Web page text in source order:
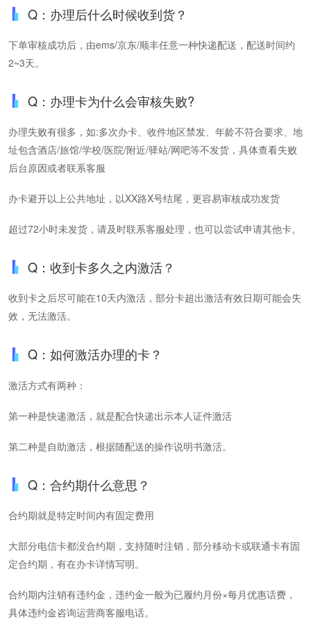
Q：办理后什么时候收到货？
下单审核成功后，由ems/京东/顺丰任意一种快递配送，配送时间约
2~3天。
Q：办理卡为什么会审核失败?
办理失败有很多，如:多次办卡、收件地区禁发、年龄不符合要求、地
址包含酒店/旅馆/学校/医院/附近/驿站/网吧等不发货，具体查看失败
后台原因或者联系客服
办卡避开以上公共地址，以XX路X号结尾，更容易审核成功发货
超过72小时未发货，请及时联系客服处理，也可以尝试申请其他卡。
Q：收到卡多久之内激活？
收到卡之后尽可能在10天内激活，部分卡超出激活有效日期可能会失
效，无法激活。
Q：如何激活办理的卡？
激活方式有两种：
第一种是快递激活，就是配合快递出示本人证件激活
第二种是自助激活，根据随配送的操作说明书激活。
Q：合约期什么意思？
合约期就是特定时间内有固定费用
大部分电信卡都没合约期，支持随时注销，部分移动卡或联通卡有固
定合约期，有在办卡详情写明。
合约期内注销有违约金，违约金一般为已履约月份×每月优惠话费，
具体违约金咨询运营商客服电话。